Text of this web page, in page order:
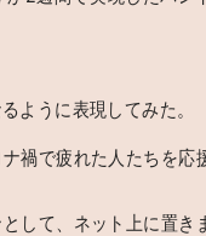
ように表現してみた。
禍で疲れた人たちを応
して、ネット上に置き